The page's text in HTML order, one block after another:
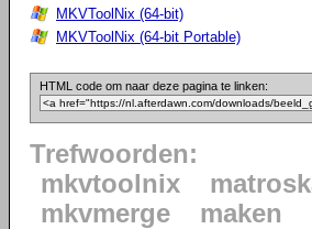
MKVToolNix (64-bit)
MKVToolNix (64-bit Portable)
HTML code om naar deze pagina te linken:
Trefwoorden:
mkvtoolnix
mkvmerge
maken